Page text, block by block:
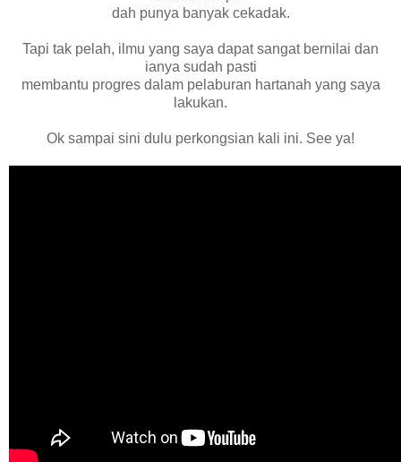
dah punya banyak cekadak.
Tapi tak pelah, ilmu yang saya dapat sangat bernilai dan
ianya sudah pasti
membantu progres dalam pelaburan hartanah yang saya
lakukan.
Ok sampai sini dulu perkongsian kali ini. See ya!